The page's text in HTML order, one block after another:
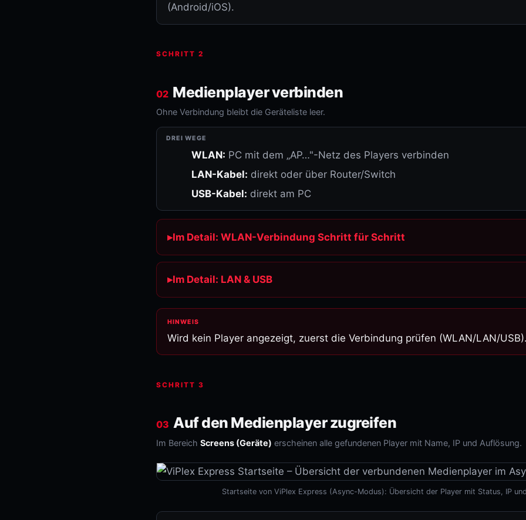
(Android/iOS).
SCHRITT 2
02 Medienplayer verbinden
Ohne Verbindung bleibt die Geräteliste leer.
DREI WEGE
WLAN: PC mit dem „AP…"-Netz des Players verbinden
LAN-Kabel: direkt oder über Router/Switch
USB-Kabel: direkt am PC
Im Detail: WLAN-Verbindung Schritt für Schritt
Im Detail: LAN & USB
Wird kein Player angezeigt, zuerst die Verbindung prüfen (WLAN/LAN/
SCHRITT 3
03 Auf den Medienplayer zugreifen
Im Bereich Screens (Geräte) erscheinen alle gefundenen Player mit Name, IP und Auflösung.
Startseite von ViPlex Express (Async-Modus): Übersicht der Player mit Status, IP